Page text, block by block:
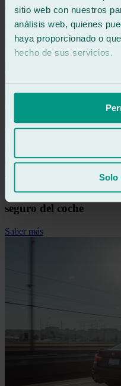
sitio web con nuestros
análisis web, quienes
haya proporcionado o
hecho de sus servicios.
Solo
Cómo afecta la
seguro del coche
Saber más